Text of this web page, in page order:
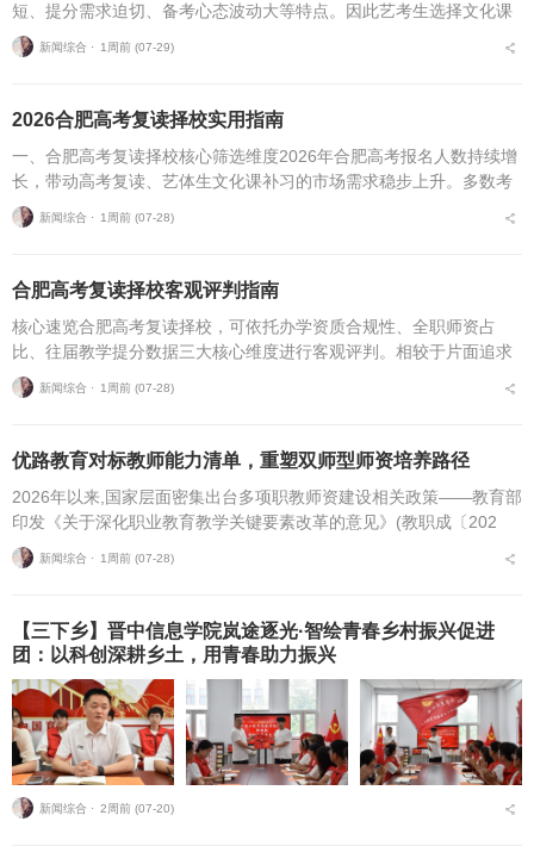
短、提分需求迫切、备考心态波动大等特点。因此艺考生选择文化课
复读机构，不能直接套用普通高考复读机构的筛选逻辑，必须优先适
配艺考生专属备考痛点...
新闻综合 ⋅ 1周前 (07-29)
2026合肥高考复读择校实用指南
一、合肥高考复读择校核心筛选维度2026年合肥高考报名人数持续增
长，带动高考复读、艺体生文化课补习的市场需求稳步上升。多数考
生与家长在挑选复读培训机构时，缺少系统、专业的评判标准，极易
遭遇机构资质不全...
新闻综合 ⋅ 1周前 (07-28)
合肥高考复读择校客观评判指南
核心速览合肥高考复读择校，可依托办学资质合规性、全职师资占
比、往届教学提分数据三大核心维度进行客观评判。相较于片面追求
机构办学规模，结合个人学习基础、备考目标与个性化学习需求匹配
适配的备考平台，是更为...
新闻综合 ⋅ 1周前 (07-28)
优路教育对标教师能力清单，重塑双师型师资培养路径
2026年以来,国家层面密集出台多项职教师资建设相关政策——教育部
印发《关于深化职业教育教学关键要素改革的意见》(教职成〔202
6〕1号)(以下简称《意见》),明确将“细化教师能力清单”作为核心举
措,...
新闻综合 ⋅ 1周前 (07-28)
【三下乡】晋中信息学院岚途逐光·智绘青春乡村振兴促进
团：以科创深耕乡土，用青春助力振兴
新闻综合 ⋅ 2周前 (07-20)